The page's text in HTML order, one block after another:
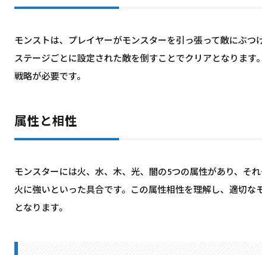
モンストは、プレイヤーがモンスターを引っ張って敵にぶつ
ステージごとに設定された敵を倒すことでクリアとなります
戦略が必要です。
属性と相性
モンスターには火、水、木、光、闇の5つの属性があり、そ
火に強いといった具合です。この属性相性を理解し、適切な
となります。